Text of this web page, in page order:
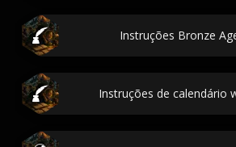
Instruções Bronze
Instruções de calendário